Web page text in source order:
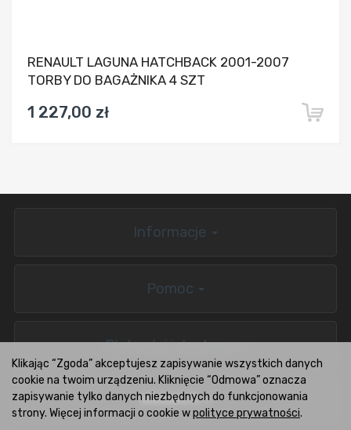
RENAULT LAGUNA HATCHBACK 2001-2007
TORBY DO BAGAŻNIKA 4 SZT
1 227,00 zł
Informacje
Pomoc
Płatności i dostawa
BOXCARS.PL
Klikając “Zgoda” akceptujesz zapisywanie wszystkich danych
cookie na twoim urządzeniu. Kliknięcie “Odmowa” oznacza
zapisywanie tylko danych niezbędnych do funkcjonowania
strony. Więcej informacji o cookie wpolityce prywatności.